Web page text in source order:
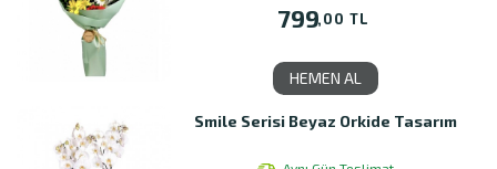
799,00 TL
HEMEN AL
Smile Serisi Beyaz Orkide Tasarım